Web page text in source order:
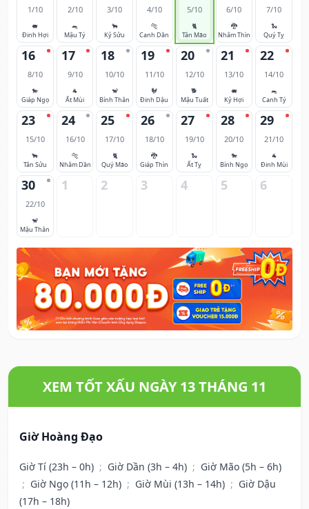
1/10
🐖
Đinh Hợi
2/10
🐀
Mậu Tý
3/10
🐂
Kỷ Sửu
4/10
🐅
Canh Dần
5/10
🐈
Tân Mão
6/10
🐉
Nhâm Thìn
7/10
🐍
Quý Tỵ
16
8/10
🐎
Giáp Ngọ
17
9/10
🐐
Ất Mùi
18
10/10
🐒
Bính Thân
19
11/10
🐓
Đinh Dậu
20
12/10
🐕
Mậu Tuất
21
13/10
🐖
Kỷ Hợi
22
14/10
🐀
Canh Tý
23
15/10
🐂
Tân Sửu
24
16/10
🐅
Nhâm Dần
25
17/10
🐈
Quý Mão
26
18/10
🐉
Giáp Thìn
27
19/10
🐍
Ất Tỵ
28
20/10
🐎
Bính Ngọ
29
21/10
🐐
Đinh Mùi
30
22/10
🐒
Mậu Thân
1 2 3 4 5 6
XEM TỐT XẤU NGÀY 13 THÁNG 11
Giờ Hoàng Đạo
Giờ Tí (23h – 0h) ; Giờ Dần (3h – 4h) ; Giờ Mão (5h – 6h)
; Giờ Ngọ (11h – 12h) ; Giờ Mùi (13h – 14h) ; Giờ Dậu
(17h – 18h)